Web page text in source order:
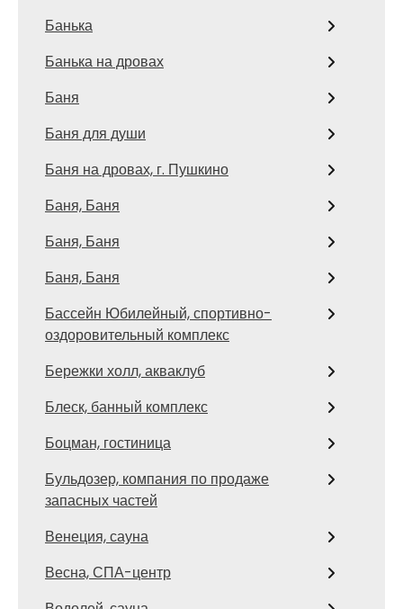
Банька
Банька на дровах
Баня
Баня для души
Баня на дровах, г. Пушкино
Баня, Баня
Баня, Баня
Баня, Баня
Бассейн Юбилейный, спортивно-
оздоровительный комплекс
Бережки холл, акваклуб
Блеск, банный комплекс
Боцман, гостиница
Бульдозер, компания по продаже
запасных частей
Венеция, сауна
Весна, СПА-центр